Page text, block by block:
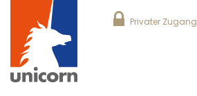
Privater Zugang